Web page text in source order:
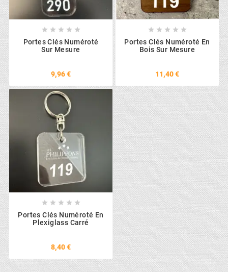
    
Portes Clés Numéroté
Sur Mesure
9,96 €
    
Portes Clés Numéroté En
Bois Sur Mesure
11,40 €
    
Portes Clés Numéroté En
Plexiglass Carré
8,40 €